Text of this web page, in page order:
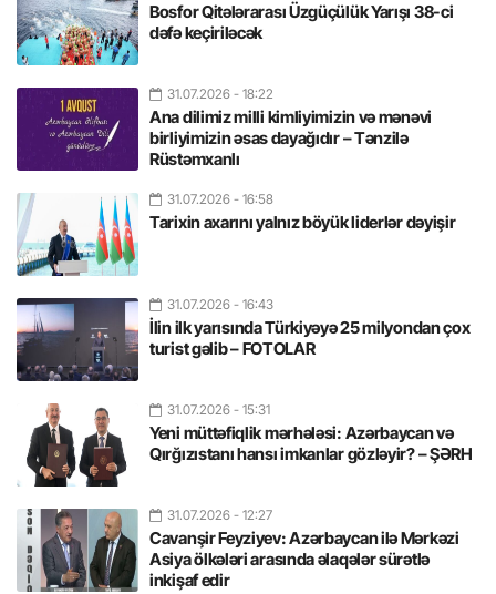
Bosfor Qitələrarası Üzgüçülük Yarışı 38-ci
dəfə keçiriləcək
31.07.2026 - 18:22
Ana dilimiz milli kimliyimizin və mənəvi
birliyimizin əsas dayağıdır – Tənzilə
Rüstəmxanlı
31.07.2026 - 16:58
Tarixin axarını yalnız böyük liderlər dəyişir
31.07.2026 - 16:43
İlin ilk yarısında Türkiyəyə 25 milyondan çox
turist gəlib – FOTOLAR
31.07.2026 - 15:31
Yeni müttəfiqlik mərhələsi: Azərbaycan və
Qırğızıstanı hansı imkanlar gözləyir? – ŞƏRH
31.07.2026 - 12:27
Cavanşir Feyziyev: Azərbaycan ilə Mərkəzi
Asiya ölkələri arasında əlaqələr sürətlə
inkişaf edir